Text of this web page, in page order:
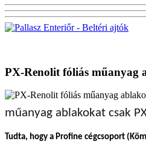
PX-Renolit fóliás műanyag
műanyag ablakokat csak
Tudta, hogy a Profine cégcsoport